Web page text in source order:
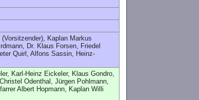
Kaplan Markus
Dr. Klaus Forsen, Friedel
Quirl, Alfons Sassin, Heinz-
Karl-Heinz Eickeler, Klaus Gondro,
Odenthal, Jürgen Pohlmann,
Albert Hopmann, Kaplan Willi